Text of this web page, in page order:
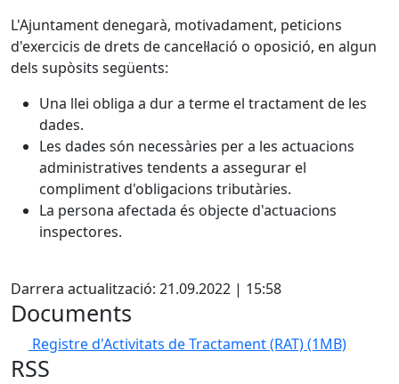
L'Ajuntament denegarà, motivadament, peticions
d'exercicis de drets de cancel·lació o oposició, en algun
dels supòsits següents:
Una llei obliga a dur a terme el tractament de les
dades.
Les dades són necessàries per a les actuacions
administratives tendents a assegurar el
compliment d'obligacions tributàries.
La persona afectada és objecte d'actuacions
inspectores.
Darrera actualització: 21.09.2022 | 15:58
Documents
Registre d'Activitats de Tractament (RAT)(1MB)
RSS